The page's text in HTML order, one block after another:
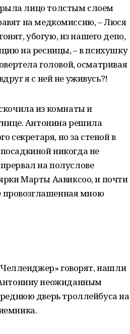
лицо толстым слоем
на медкомиссию, – Люся
убогую, из нашего депо,
на ресницы, – в психушку
головой, осматривая
я с ней не уживусь?!
из комнаты и
Антонина решила
секретаря, но за стеной в
никогда не
на полуслове
Марты Аавиксоо, и почти
провозглашенная мною
говорят, нашли
неожиданным
дверь троллейбуса на